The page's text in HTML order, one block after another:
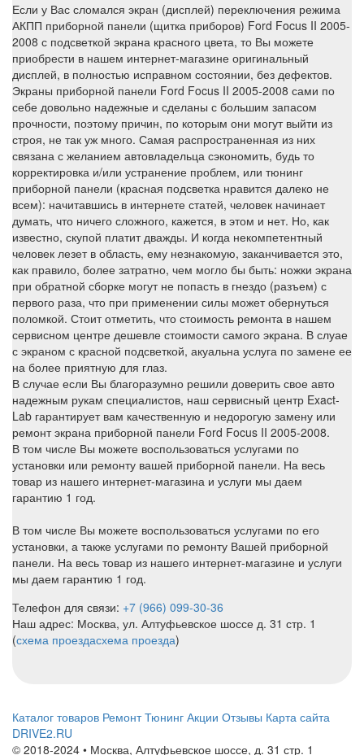
Если у Вас сломался экран (дисплей) переключения режима
АКПП приборной панели (щитка приборов) Ford Focus II 2005-
2008 с подсветкой экрана красного цвета, то Вы можете
приобрести в нашем интернет-магазине оригинальный
дисплей, в полностью исправном состоянии, без дефектов.
Экраны приборной панели Ford Focus II 2005-2008 сами по
себе довольно надежные и сделаны с большим запасом
прочности, поэтому причин, по которым они могут выйти из
строя, не так уж много. Самая распространенная из них
связана с желанием автовладельца сэкономить, будь то
корректировка и/или устранение проблем, или тюнинг
приборной панели (красная подсветка нравится далеко не
всем): начитавшись в интернете статей, человек начинает
думать, что ничего сложного, кажется, в этом и нет. Но, как
известно, скупой платит дважды. И когда некомпетентный
человек лезет в область, ему незнакомую, заканчивается это,
как правило, более затратно, чем могло бы быть: ножки экрана
при обратной сборке могут не попасть в гнездо (разъем) с
первого раза, что при применении силы может обернуться
поломкой. Стоит отметить, что стоимость ремонта в нашем
сервисном центре дешевле стоимости самого экрана. В слуае
с экраном с красной подсветкой, акуальна услуга по замене ее
на более приятную для глаз.
В случае если Вы благоразумно решили доверить свое авто
надежным рукам специалистов, наш сервисный центр Exact-
Lab гарантирует вам качественную и недорогую замену или
ремонт экрана приборной панели Ford Focus II 2005-2008.
В том числе Вы можете воспользоваться услугами по
установки или ремонту вашей приборной панели. На весь
товар из нашего интернет-магазина и услуги мы даем
гарантию 1 год.
В том числе Вы можете воспользоваться услугами по его
установки, а также услугами по ремонту Вашей приборной
панели. На весь товар из нашего интернет-магазине и услуги
мы даем гарантию 1 год.
Телефон для связи: +7 (966) 099-30-36
Наш адрес: Москва, ул. Алтуфьевское шоссе д. 31 стр. 1
(схема проездасхема проезда)
Каталог товаров Ремонт Тюнинг Акции Отзывы Карта сайта
DRIVE2.RU
© 2018-2024 • Москва, Алтуфьевское шоссе, д. 31 стр. 1